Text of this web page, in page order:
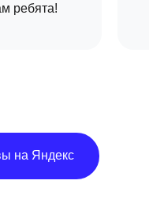
ребята!
на Яндекс